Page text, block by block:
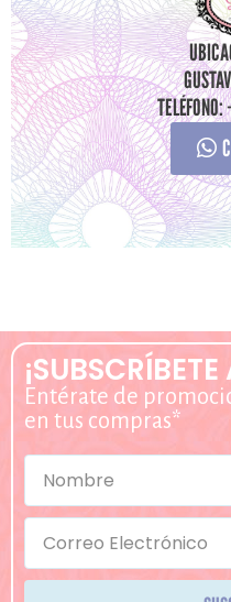
Entérate de
en tus compras*